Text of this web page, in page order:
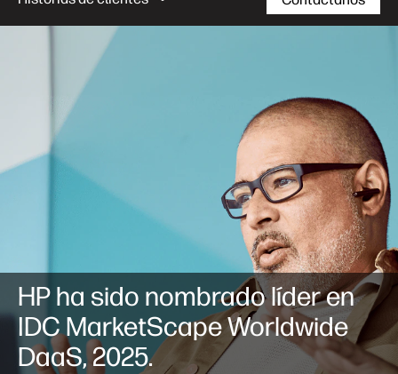
Resultados empresariales
Calculadora
Servicios
Nuestro Enfoque
HP ha sido nombrado líder en
IDC MarketScape Worldwide
DaaS, 2025.